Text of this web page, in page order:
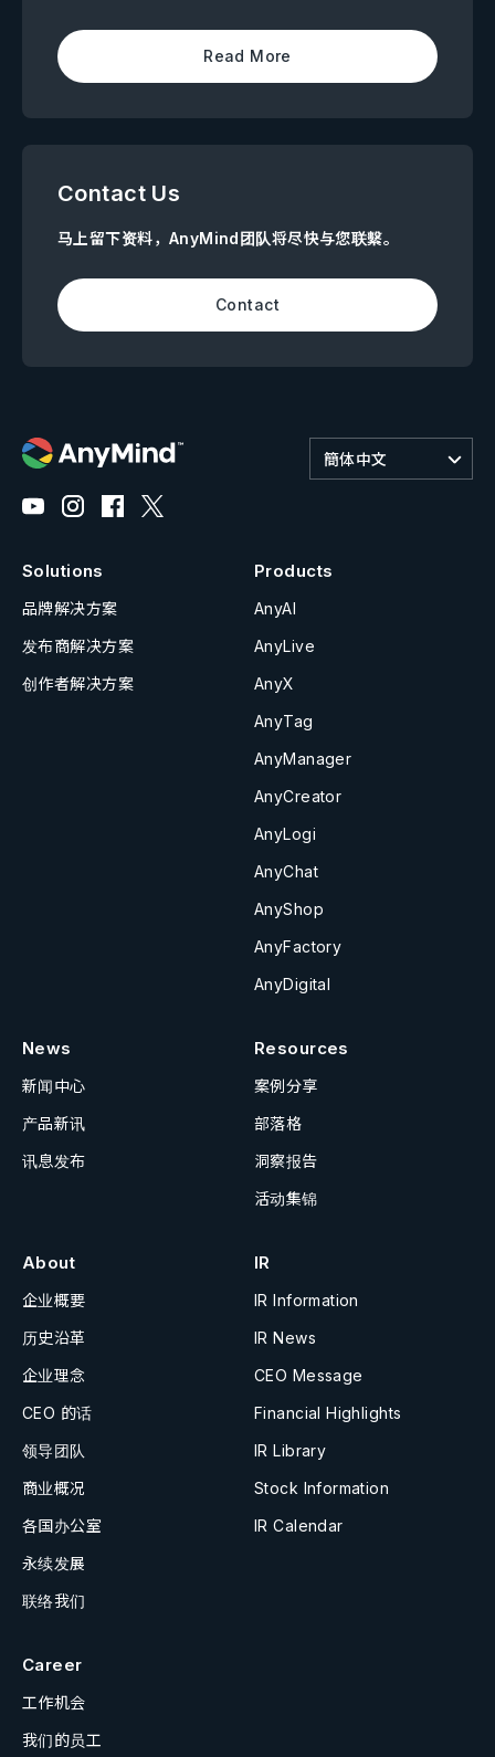
Read More
Contact Us
马上留下资料，AnyMind团队将尽快与您联繫。
Contact
簡体中文
Solutions
品牌解决方案
发布商解决方案
创作者解决方案
Products
AnyAI
AnyLive
AnyX
AnyTag
AnyManager
AnyCreator
AnyLogi
AnyChat
AnyShop
AnyFactory
AnyDigital
News
新闻中心
产品新讯
讯息发布
Resources
案例分享
部落格
洞察报告
活动集锦
About
企业概要
历史沿革
企业理念
CEO 的话
领导团队
商业概况
各国办公室
永续发展
联络我们
IR
IR Information
IR News
CEO Message
Financial Highlights
IR Library
Stock Information
IR Calendar
Career
工作机会
我们的员工